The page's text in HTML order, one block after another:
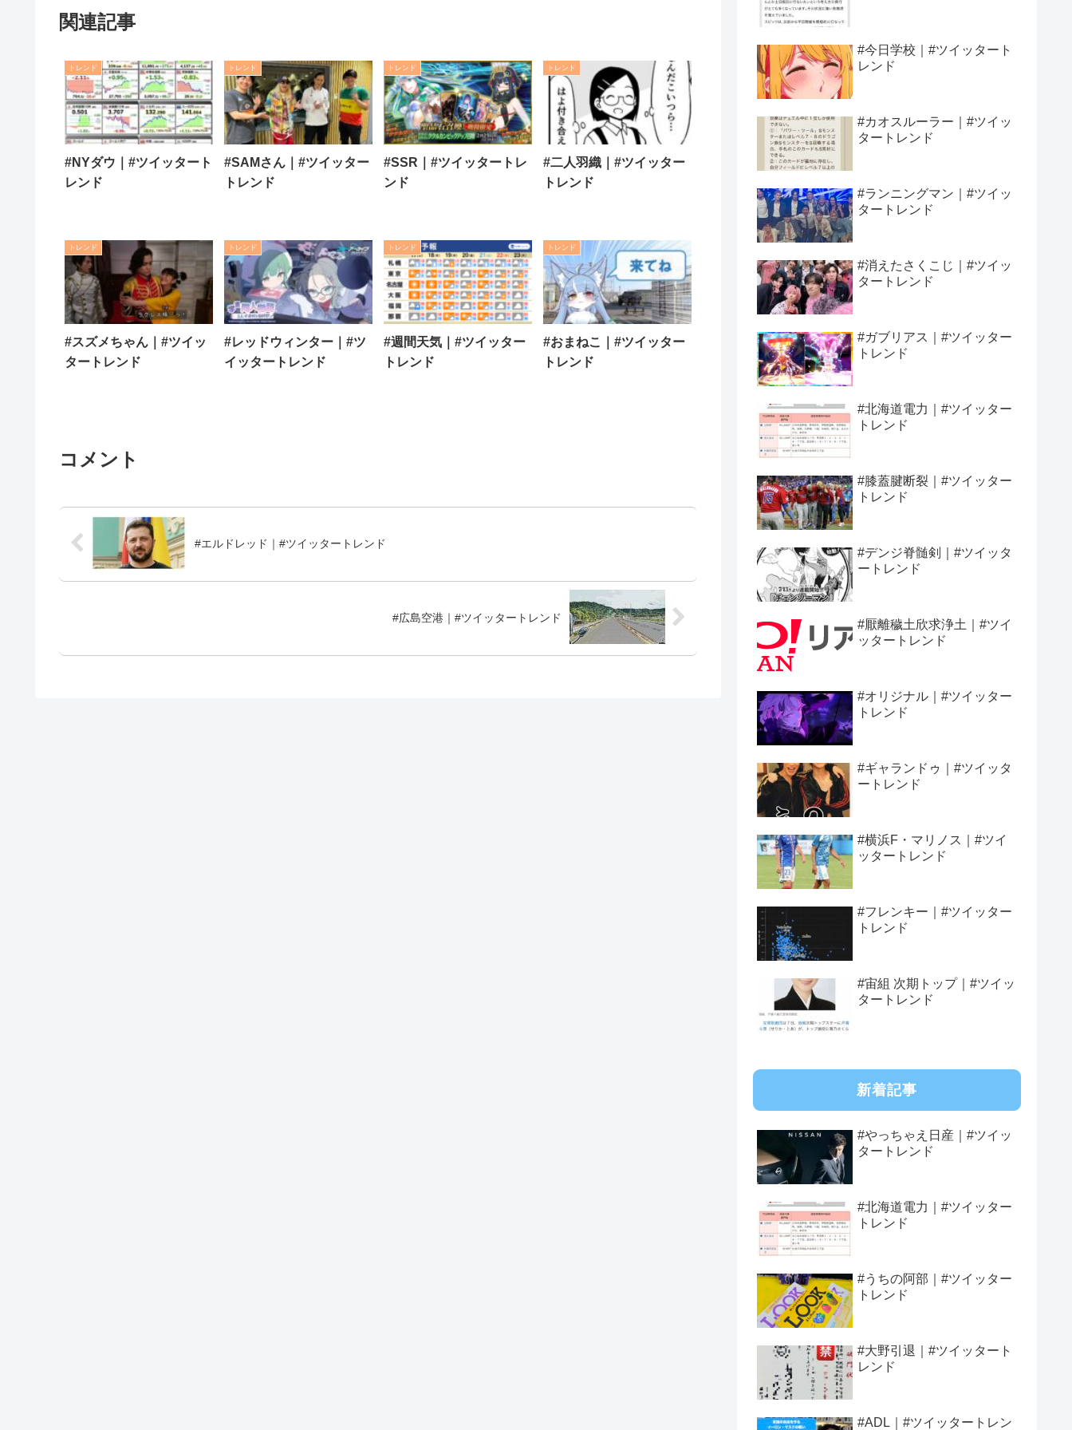
関連記事
トレンド
#NYダウ｜#ツイッタート
レンド
トレンド
#SAMさん｜#ツイッター
トレンド
トレンド
#SSR｜#ツイッタートレ
ンド
トレンド
#二人羽織｜#ツイッター
トレンド
トレンド
#スズメちゃん｜#ツイッ
タートレンド
トレンド
#レッドウィンター｜#ツ
イッタートレンド
トレンド
#週間天気｜#ツイッター
トレンド
トレンド
#おまねこ｜#ツイッター
トレンド
コメント
#エルドレッド｜#ツイッタートレンド
#広島空港｜#ツイッタートレンド
#今日学校｜#ツイッタート
レンド
#カオスルーラー｜#ツイッ
タートレンド
#ランニングマン｜#ツイッ
タートレンド
#消えたさくこじ｜#ツイッ
タートレンド
#ガブリアス｜#ツイッター
トレンド
#北海道電力｜#ツイッター
トレンド
#膝蓋腱断裂｜#ツイッター
トレンド
#デンジ脊髄剣｜#ツイッタ
ートレンド
#厭離穢土欣求浄土｜#ツイ
ッタートレンド
#オリジナル｜#ツイッター
トレンド
#ギャランドゥ｜#ツイッタ
ートレンド
#横浜F・マリノス｜#ツイ
ッタートレンド
#フレンキー｜#ツイッター
トレンド
#宙組 次期トップ｜#ツイッ
タートレンド
新着記事
#やっちゃえ日産｜#ツイッ
タートレンド
#北海道電力｜#ツイッター
トレンド
#うちの阿部｜#ツイッター
トレンド
#大野引退｜#ツイッタート
レンド
#ADL｜#ツイッタートレン